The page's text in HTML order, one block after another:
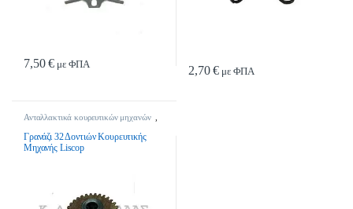
7,50€ με ΦΠΑ 2,70€ με ΦΠΑ
Ανταλλακτικά κουρευτικών μηχανών
Γρανάζι 32 Δοντιών Κουρευτικής
Μηχανής Liscop